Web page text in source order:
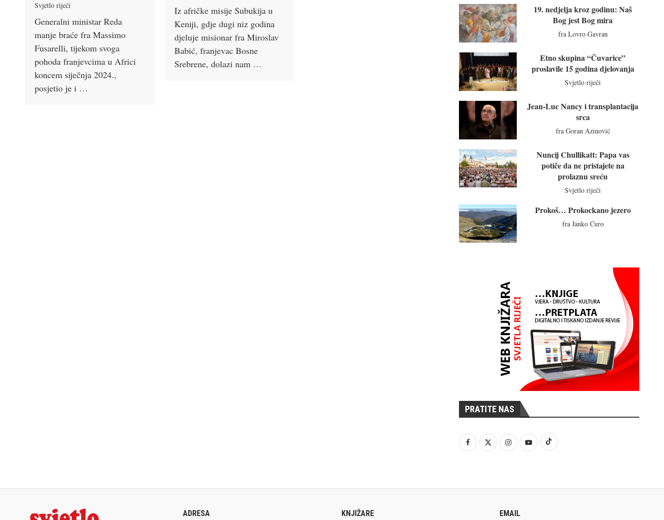
Svjetlo riječi
Generalni ministar Reda
manje braće fra Massimo
Fusarelli, tijekom svoga
pohoda franjevcima u Africi
koncem siječnja 2024.,
posjetio je i …
Iz afričke misije Subukija u
Keniji, gdje dugi niz godina
djeluje misionar fra Miroslav
Babić, franjevac Bosne
Srebrene, dolazi nam …
19. nedjelja kroz godinu: Naš
Bog jest Bog mira
fra Lovro Gavran
Etno skupina “Čuvarice”
proslavile 15 godina djelovanja
Svjetlo riječi
Jean-Luc Nancy i transplantacija
srca
fra Goran Azinović
Nuncij Chullikatt: Papa vas
potiče da ne pristajete na
prolaznu sreću
Svjetlo riječi
Prokoš… Prokockano jezero
fra Janko Ćuro
PRATITE NAS
ADRESA KNJIŽARE EMAIL